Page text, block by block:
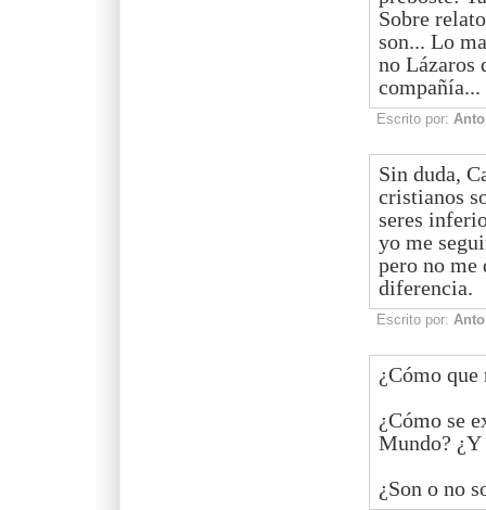
Sobre
son... Lo
no Lázaros
compañía...
Escrito por:
Sin duda,
cristianos
seres
yo me
pero no me
diferencia.
Escrito por:
¿Cómo
¿Cómo se
Mundo? ¿Y
¿Son o no